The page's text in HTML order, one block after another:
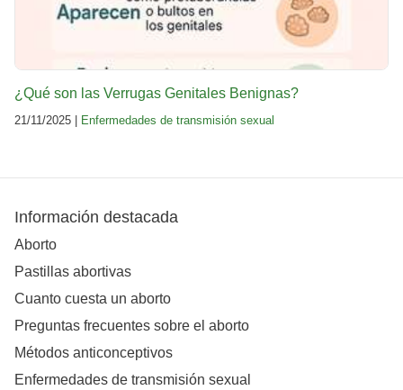
¿Qué son las Verrugas Genitales Benignas?
21/11/2025 | Enfermedades de transmisión sexual
Información destacada
Aborto
Pastillas abortivas
Cuanto cuesta un aborto
Preguntas frecuentes sobre el aborto
Métodos anticonceptivos
Enfermedades de transmisión sexual